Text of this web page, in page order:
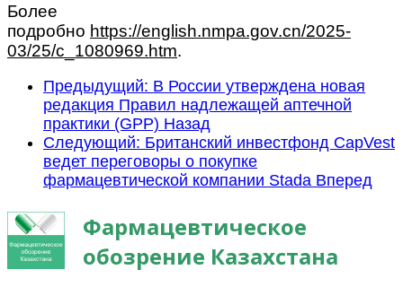
Более
подробно https://english.nmpa.gov.cn/2025-
03/25/c_1080969.htm.
Предыдущий: В России утверждена новая
редакция Правил надлежащей аптечной
практики (GPP) Назад
Следующий: Британский инвестфонд CapVest
ведет переговоры о покупке
фармацевтической компании Stada Вперед
Фармацевтическое
обозрение Казахстана